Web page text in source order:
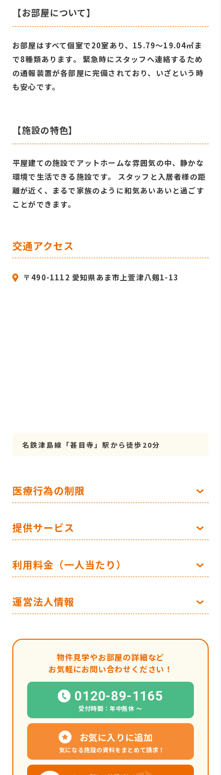
【お部屋について】
お部屋はすべて個室で20室あり、15.79〜19.04㎡ま
で8種類あります。 緊急時にスタッフへ連絡するため
の通報装置が各部屋に完備されており、いざという時
も安心です。
【施設の特色】
平屋建ての施設でアットホームな雰囲気の中、静かな
環境で生活できる施設です。 スタッフと入居者様の距
離が近く、まるで家族のように和気あいあいと過ごす
ことができます。
交通アクセス
〒490-1112 愛知県あま市上萱津八剱1-13
名鉄津島線「甚目寺」駅から徒歩20分
医療行為の制限
提供サービス
利用料金（一人当たり）
運営法人情報
物件見学やお部屋の詳細など
お気軽にお問い合わせください！
0120-89-1165
受付時間：年中無休 〜
お気に入りに追加
気になる施設の資料をまとめて請求！